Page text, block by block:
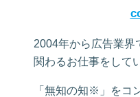
2004年から広告業界
関わるお仕事をして
「無知の知※」をコ